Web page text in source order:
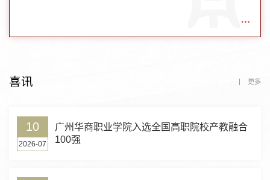
喜讯 更多
10
2026-07
广州华商职业学院入选全国高职院校产教融合
100强